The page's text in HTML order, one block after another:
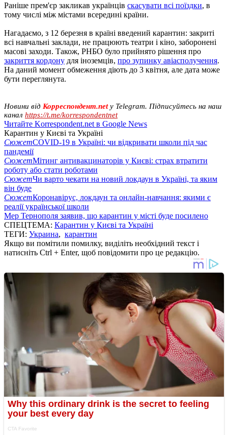
Раніше прем'єр закликав українців скасувати всі поїздки, в
тому числі між містами всередині країни.
Нагадаємо, з 12 березня в країні введений карантин: закриті
всі навчальні заклади, не працюють театри і кіно, заборонені
масові заходи. Також, РНБО було прийнято рішення про
закриття кордону для іноземців, про зупинку авіасполучення.
На даний момент обмеження діють до 3 квітня, але дата може
бути переглянута.
Новини від Корреспондент.netу Telegram. Підписуйтесь на наш
канал https://t.me/korrespondentnet
Читайте Korrespondent.net в Google News
Карантин у Києві та Україні
СюжетCOVID-19 в Україні: чи відкривати школи під час
пандемії
СюжетМітинг антивакцинаторів у Києві: страх втратити
роботу або стати роботами
СюжетЧи варто чекати на новий локдаун в Україні, та яким
він буде
СюжетКоронавірус, локдаун та онлайн-навчання: якими є
реалії української школи
Мер Тернополя заявив, що карантин у місті буде посилено
СПЕЦТЕМА: Карантин у Києві та Україні
ТЕГИ: Украина, карантин
Якщо ви помітили помилку, виділіть необхідний текст і
натисніть Ctrl + Enter, щоб повідомити про це редакцію.